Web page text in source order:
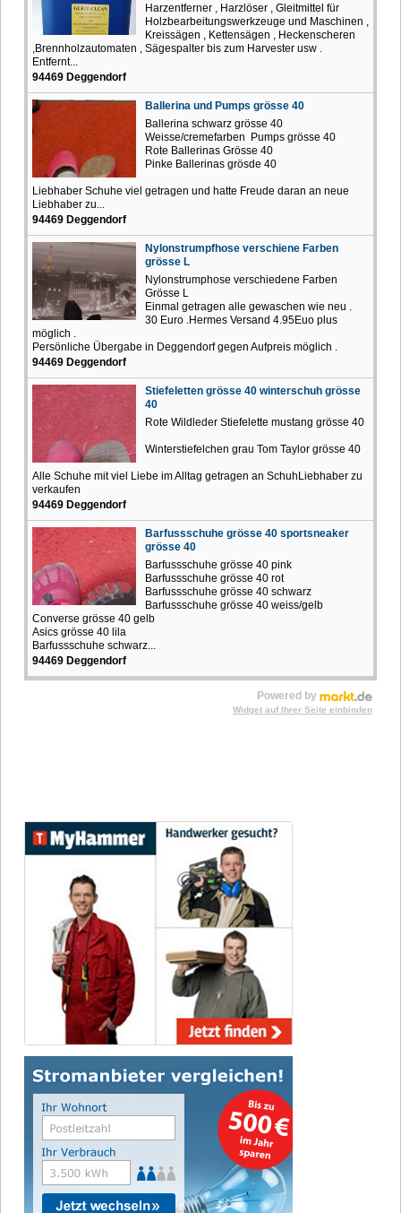
Harzentferner , Harzlöser , Gleitmittel für
Holzbearbeitungswerkzeuge und Maschinen ,
Kreissägen , Kettensägen , Heckenscheren
,Brennholzautomaten , Sägespalter bis zum Harvester usw .
Entfernt...
94469 Deggendorf
Ballerina und Pumps grösse 40
Ballerina schwarz grösse 40
Weisse/cremefarben Pumps grösse 40
Rote Ballerinas Grösse 40
Pinke Ballerinas grösde 40
Liebhaber Schuhe viel getragen und hatte Freude daran an neue
Liebhaber zu...
94469 Deggendorf
Nylonstrumpfhose verschiene Farben
grösse L
Nylonstrumphose verschiedene Farben
Grösse L
Einmal getragen alle gewaschen wie neu .
30 Euro .Hermes Versand 4.95Euo plus
möglich .
Persönliche Übergabe in Deggendorf gegen Aufpreis möglich .
94469 Deggendorf
Stiefeletten grösse 40 winterschuh grösse
40
Rote Wildleder Stiefelette mustang grösse 40
Winterstiefelchen grau Tom Taylor grösse 40
Alle Schuhe mit viel Liebe im Alltag getragen an SchuhLiebhaber zu
verkaufen
94469 Deggendorf
Barfussschuhe grösse 40 sportsneaker
grösse 40
Barfussschuhe grösse 40 pink
Barfussschuhe grösse 40 rot
Barfussschuhe grösse 40 schwarz
Barfussschuhe grösse 40 weiss/gelb
Converse grösse 40 gelb
Asics grösse 40 lila
Barfussschuhe schwarz...
94469 Deggendorf
Powered by
Widget auf Ihrer Seite einbinden